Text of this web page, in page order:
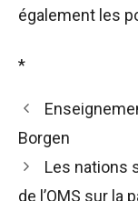
également les
*
Borgen
Les nations
de l’OMS sur la